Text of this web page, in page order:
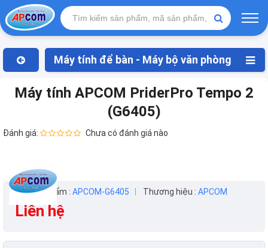
Máy tính để bàn - Máy bộ văn phòng
Máy tính APCOM PriderPro Tempo 2
(G6405)
Đánh giá: Chưa có đánh giá nào
Mã sản phẩm : APCOM-G6405 Thương hiệu : APCOM
Liên hệ